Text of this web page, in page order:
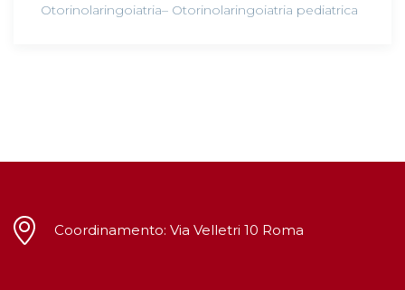
Otorinolaringoiatria– Otorinolaringoiatria pediatrica
Coordinamento: Via Velletri 10 Roma